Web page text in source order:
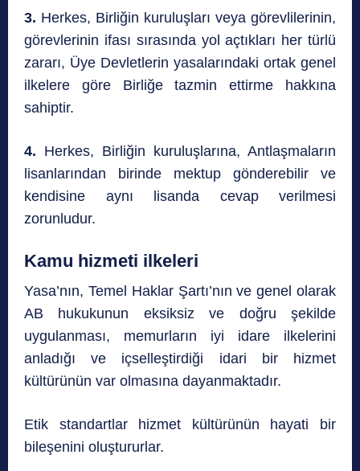
3. Herkes, Birliğin kuruluşları veya görevlilerinin,
görevlerinin ifası sırasında yol açtıkları her türlü
zararı, Üye Devletlerin yasalarındaki ortak genel
ilkelere göre Birliğe tazmin ettirme hakkına
sahiptir.
4. Herkes, Birliğin kuruluşlarına, Antlaşmaların
lisanlarından birinde mektup gönderebilir ve
kendisine aynı lisanda cevap verilmesi
zorunludur.
Kamu hizmeti ilkeleri
Yasa’nın, Temel Haklar Şartı’nın ve genel olarak
AB hukukunun eksiksiz ve doğru şekilde
uygulanması, memurların iyi idare ilkelerini
anladığı ve içselleştirdiği idari bir hizmet
kültürünün var olmasına dayanmaktadır.
Etik standartlar hizmet kültürünün hayati bir
bileşenini oluştururlar.